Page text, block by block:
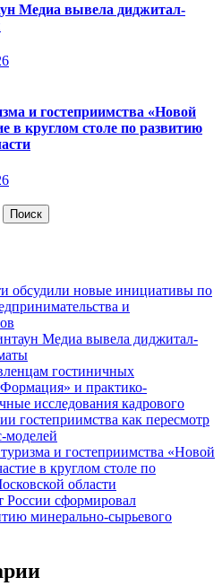
Медиа вывела диджитал-
и гостеприимства «Новой
в круглом столе по развитию
Поиск
обсудили новые инициативы по
и
Медиа вывела диджитал-
гостиничных
и практико-
исследования кадрового
гостеприимства как пересмотр
моделей
и гостеприимства «Новой
в круглом столе по
области
сформировал
минерально-сырьевого